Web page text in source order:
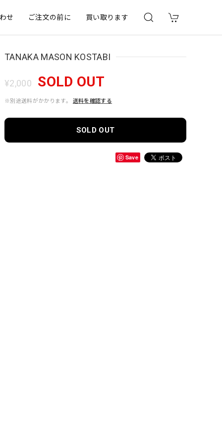
せ ご注文の前に 買い取ります
TANAKA MASON KOSTABI
¥2,000 SOLD OUT
※別途送料がかかります。 送料を確認する
SOLD OUT
Save